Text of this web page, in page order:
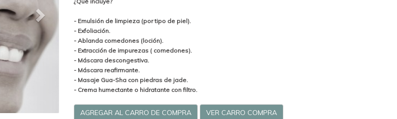
- Emulsión de limpieza (por tipo de piel).
- Exfoliación.
- Ablanda comedones (loción).
- Extracción de impurezas ( comedones).
- Máscara descongestiva.
- Máscara reafirmante.
- Masaje Gua-Sha con piedras de jade.
- Crema humectante o hidratante con filtro.
AGREGAR AL CARRO DE COMPRA
VER CARRO COMPRA